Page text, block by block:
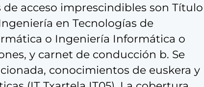
acceso imprescindibles son Título
en Tecnologías de
o Ingeniería Informática o
y carnet de conducción b. Se
conocimientos de euskera y